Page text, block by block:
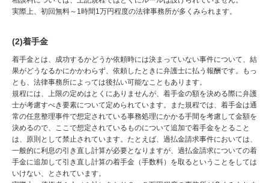
実際上、初回無料～1時間1万円程度の法律事務所が多くみられます。
(2)着手金
着手金とは、成功するかどうか依頼時には決まっていない事件について、結
果がどうなるかにかかわらず、依頼したときに弁護士に払う報酬です。もっ
とも、法律事務所によっては後払い可能なこともあります。
規程には、上限の定めはとくにありませんが、着手金の額を決める際に弁護
士が考慮すべき要素について定められています。また規程では、着手金は通
常の任意整理事件で想定されている事務処理にかかる手間を考慮して金額を
決めるので、ここで想定されているものについて追加で着手金をとること
は、原則として禁止されています。たとえば、過払金請求事件においては、
一般的に利息の引き直し計算が必要となりますが、過払金請求についての着
手金に追加して引き直し計算の着手金（手数料）を取るということをしては
いけない、とされています。